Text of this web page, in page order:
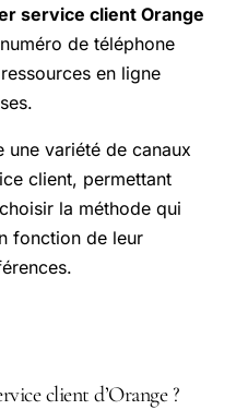
service client Orange
de téléphone
en ligne
une variété de canaux
client, permettant
la méthode qui
fonction de leur
client d’Orange ?